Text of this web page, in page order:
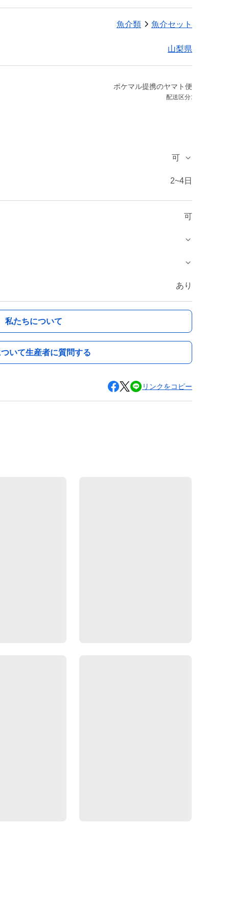
魚介類 魚介セット
山梨県
ポケマル提携のヤマト便
配送区分:
可
2~4日
可
あり
私たちについて
いて生産者に質問する
リンクをコピー